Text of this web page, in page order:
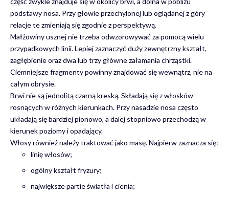
podstawy nosa. Przy głowie przechylonej lub oglądanej z góry
relacje te zmieniają się zgodnie z perspektywą.
Małżowiny usznej nie trzeba odwzorowywać za pomocą wielu
przypadkowych linii. Lepiej zaznaczyć duży zewnętrzny kształt,
zagłębienie oraz dwa lub trzy główne załamania chrząstki.
Ciemniejsze fragmenty powinny znajdować się wewnątrz, nie na
całym obrysie.
Brwi nie są jednolitą czarną kreską. Składają się z włosków
rosnących w różnych kierunkach. Przy nasadzie nosa często
układają się bardziej pionowo, a dalej stopniowo przechodzą w
kierunek poziomy i opadający.
Włosy również należy traktować jako masę. Najpierw zaznacza się:
linię włosów;
ogólny kształt fryzury;
największe partie światła i cienia;